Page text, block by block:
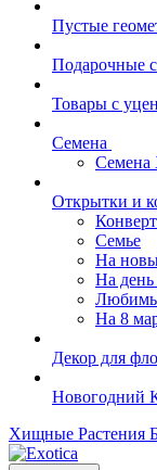
Пустые
Подарочные
Товары с
Семена
Семена
Открытки и
Семье
На
На
На 8
Декор для
Новогодний
Хищные Растения